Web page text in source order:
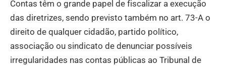
Contas têm o grande papel de fiscalizar a execução
das diretrizes, sendo previsto também no art. 73-A o
direito de qualquer cidadão, partido político,
associação ou sindicato de denunciar possíveis
irregularidades nas contas públicas ao Tribunal de